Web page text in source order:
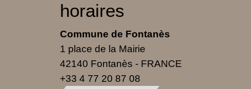
horaires
Commune de Fontanès
1 place de la Mairie
42140 Fontanès - FRANCE
+33 4 77 20 87 08